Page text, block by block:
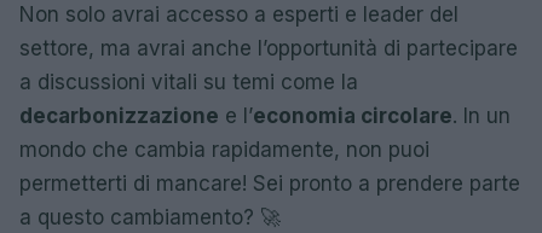
Non solo avrai accesso a esperti e leader del
settore, ma avrai anche l’opportunità di partecipare
a discussioni vitali su temi come la
decarbonizzazione e l’economia circolare. In un
mondo che cambia rapidamente, non puoi
permetterti di mancare! Sei pronto a prendere parte
a questo cambiamento? 🚀